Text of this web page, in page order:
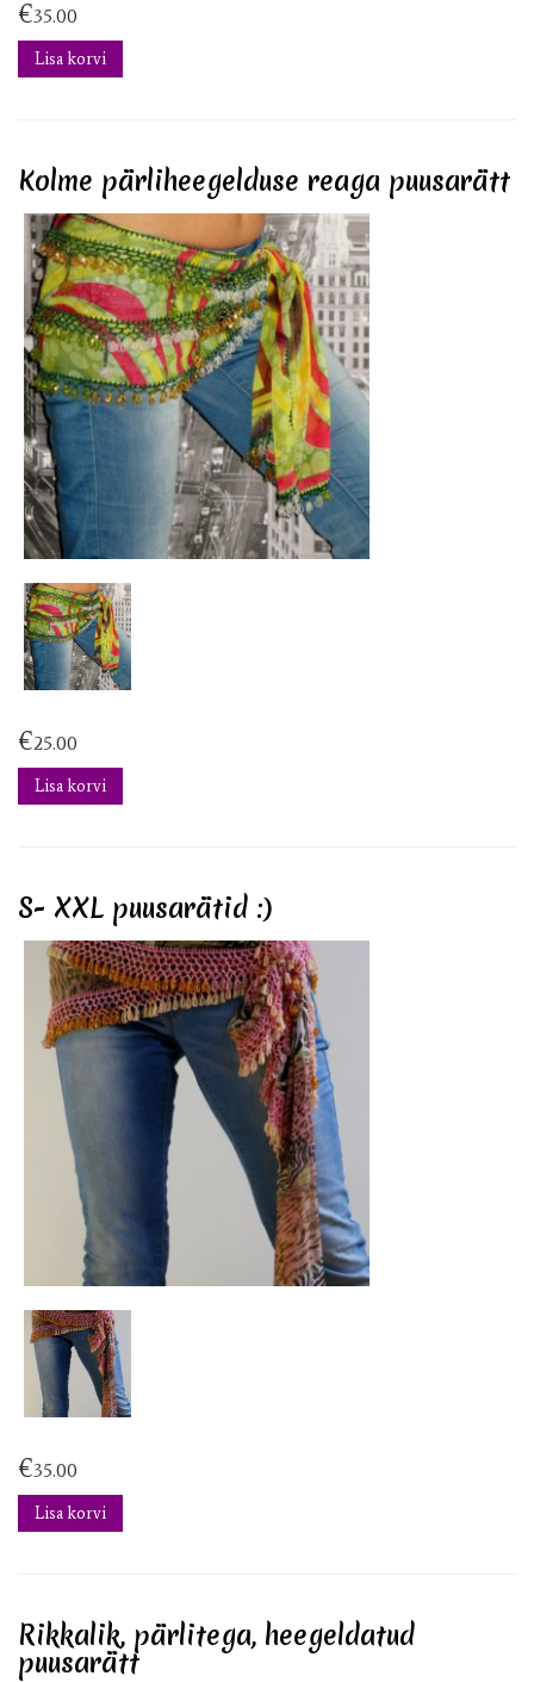
€35.00
Lisa korvi
Kolme pärliheegelduse reaga puusarätt
€25.00
Lisa korvi
S- XXL puusarätid :)
€35.00
Lisa korvi
Rikkalik, pärlitega, heegeldatud
puusarätt